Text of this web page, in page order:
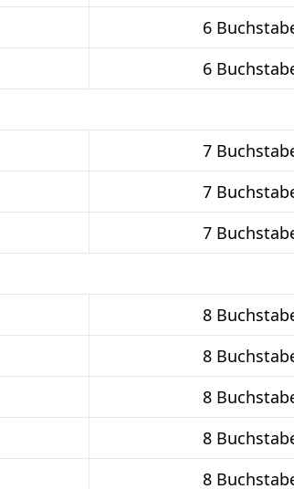
6
6
7
7
7
8
8
8
8
8